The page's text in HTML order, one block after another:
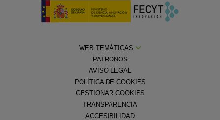
WEB TEMÁTICAS
PATRONOS
AVISO LEGAL
POLÍTICA DE COOKIES
GESTIONAR COOKIES
TRANSPARENCIA
ACCESIBILIDAD